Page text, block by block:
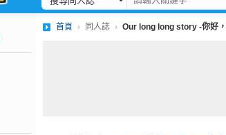
首頁 同人誌 Our long long story -你好